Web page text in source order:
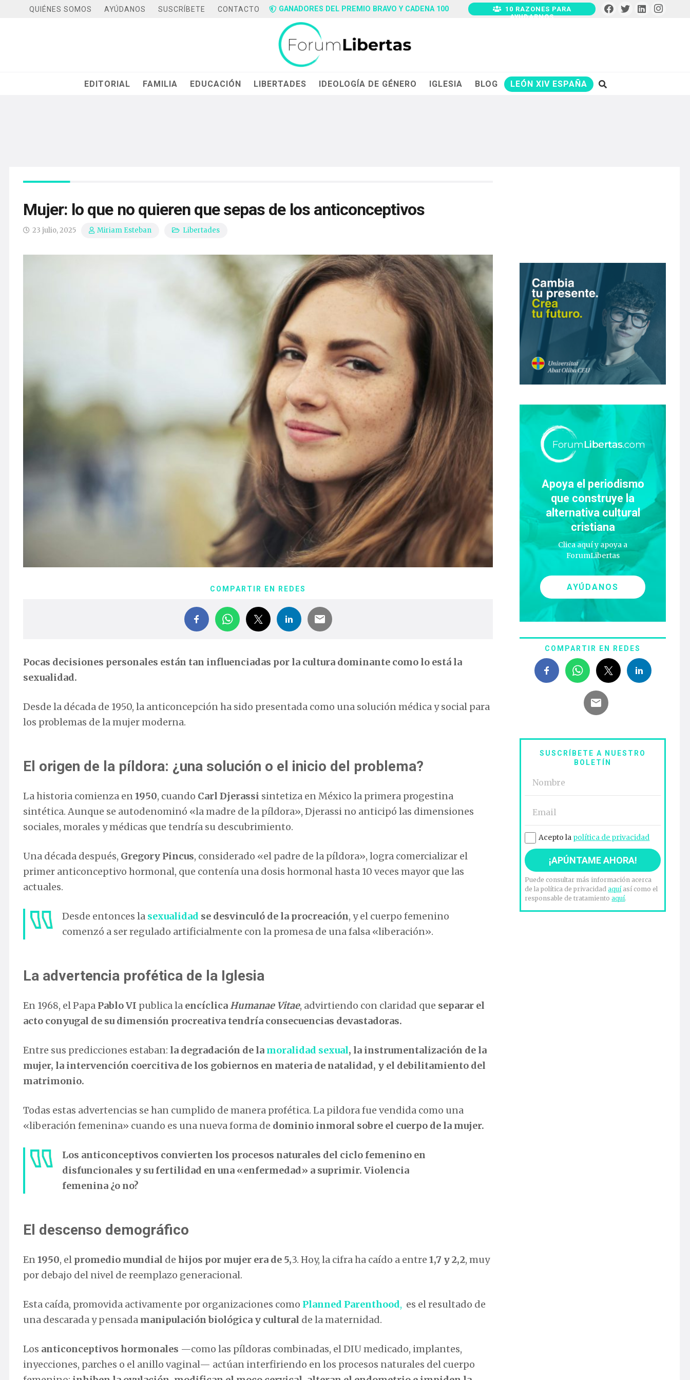
QUIÉNES SOMOS AYÚDANOS SUSCRÍBETE CONTACTO GANADORES DEL PREMIO BRAVO Y CADENA 100
10 RAZONES PARA
AYUDARNOS
EDITORIAL FAMILIA EDUCACIÓN LIBERTADES IDEOLOGÍA DE GÉNERO IGLESIA BLOG LEÓN XIV ESPAÑA
Mujer: lo que no quieren que sepas de los anticonceptivos
23 julio, 2025 Miriam Esteban Libertades
COMPARTIR EN REDES
Pocas decisiones personales están tan influenciadas por la cultura dominante como lo está la
sexualidad.
Desde la década de 1950, la anticoncepción ha sido presentada como una solución médica y social para
los problemas de la mujer moderna.
El origen de la píldora: ¿una solución o el inicio del problema?
La historia comienza en1950, cuando Carl Djerassi sintetiza en México la primera progestina
sintética. Aunque se autodenominó «la madre de la píldora», Djerassi no anticipó las dimensiones
sociales, morales y médicas que tendría su descubrimiento.
Una década después, Gregory Pincus, considerado «el padre de la píldora», logra comercializar el
primer anticonceptivo hormonal, que contenía una dosis hormonal hasta 10 veces mayor que las
actuales.
Desde entonces la sexualidad se desvinculó de la procreación, y el cuerpo femenino
comenzó a ser regulado artificialmente con la promesa de una falsa «liberación».
La advertencia profética de la Iglesia
En 1968, el Papa Pablo VI publica la encíclicaHumanae Vitae, advirtiendo con claridad que separar el
acto conyugal de su dimensión procreativa tendría consecuencias devastadoras.
Entre sus predicciones estaban: la degradación de la moralidad sexual, la instrumentalización de la
mujer, la intervención coercitiva de los gobiernos en materia de natalidad, y el debilitamiento del
matrimonio.
Todas estas advertencias se han cumplido de manera profética. La pildora fue vendida como una
«liberación femenina» cuando es una nueva forma de dominio inmoral sobre el cuerpo de la mujer.
Los anticonceptivos convierten los procesos naturales del ciclo femenino en
disfuncionales y su fertilidad en una «enfermedad» a suprimir. Violencia
femenina ¿o no?
El descenso demográfico
En1950, el promedio mundial de hijos por mujer era de 5,3. Hoy, la cifra ha caído a entre 1,7 y 2,2, muy
por debajo del nivel de reemplazo generacional.
Esta caída, promovida activamente por organizaciones como Planned Parenthood, es el resultado de
una descarada y pensada manipulación biológica y cultural de la maternidad.
Los anticonceptivos hormonales —como las píldoras combinadas, el DIU medicado, implantes,
inyecciones, parches o el anillo vaginal— actúan interfiriendo en los procesos naturales del cuerpo
Apoya el periodismo
que construye la
alternativa cultural
cristiana
Clica aquí y apoya a
ForumLibertas
AYÚDANOS
COMPARTIR EN REDES
SUSCRÍBETE A NUESTRO
BOLETÍN
Acepto la política de privacidad
Puede consultar más información acerca
de la política de privacidadaquíasí como el
responsable de tratamientoaquí.